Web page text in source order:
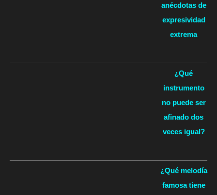
anécdotas de
expresividad
extrema
¿Qué
instrumento
no puede ser
afinado dos
veces igual?
¿Qué melodía
famosa tiene